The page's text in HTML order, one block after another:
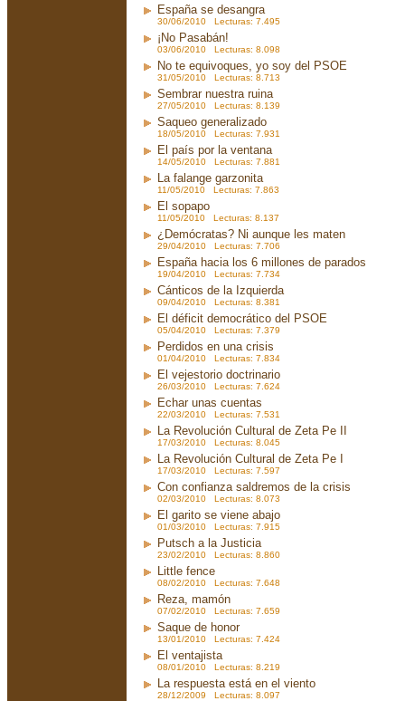
España se desangra
30/06/2010 Lecturas: 7.495
¡No Pasabán!
03/06/2010 Lecturas: 8.098
No te equivoques, yo soy del PSOE
31/05/2010 Lecturas: 8.713
Sembrar nuestra ruina
27/05/2010 Lecturas: 8.139
Saqueo generalizado
18/05/2010 Lecturas: 7.931
El país por la ventana
14/05/2010 Lecturas: 7.881
La falange garzonita
11/05/2010 Lecturas: 7.863
El sopapo
11/05/2010 Lecturas: 8.137
¿Demócratas? Ni aunque les maten
29/04/2010 Lecturas: 7.706
España hacia los 6 millones de parados
19/04/2010 Lecturas: 7.734
Cánticos de la Izquierda
09/04/2010 Lecturas: 8.381
El déficit democrático del PSOE
05/04/2010 Lecturas: 7.379
Perdidos en una crisis
01/04/2010 Lecturas: 7.834
El vejestorio doctrinario
26/03/2010 Lecturas: 7.624
Echar unas cuentas
22/03/2010 Lecturas: 7.531
La Revolución Cultural de Zeta Pe II
17/03/2010 Lecturas: 8.045
La Revolución Cultural de Zeta Pe I
17/03/2010 Lecturas: 7.597
Con confianza saldremos de la crisis
02/03/2010 Lecturas: 8.073
El garito se viene abajo
01/03/2010 Lecturas: 7.915
Putsch a la Justicia
23/02/2010 Lecturas: 8.860
Little fence
08/02/2010 Lecturas: 7.648
Reza, mamón
07/02/2010 Lecturas: 7.659
Saque de honor
13/01/2010 Lecturas: 7.424
El ventajista
08/01/2010 Lecturas: 8.219
La respuesta está en el viento
28/12/2009 Lecturas: 8.097